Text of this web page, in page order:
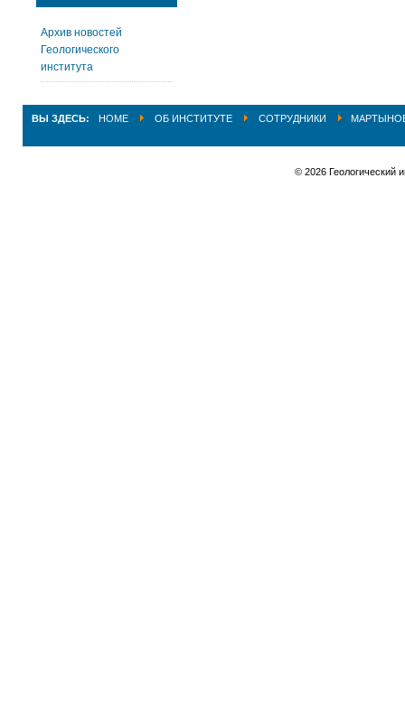
Архив новостей
Геологического
института
ВЫ ЗДЕСЬ: HOME ОБ ИНСТИТУТЕ СОТРУДНИКИ
© 2026 Геологический